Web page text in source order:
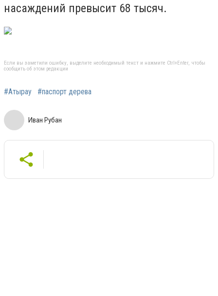
насаждений превысит 68 тысяч.
Если вы заметили ошибку, выделите необходимый текст и нажмите Ctrl+Enter, чтобы
сообщить об этом редакции
#Атырау #паспорт дерева
Иван Рубан